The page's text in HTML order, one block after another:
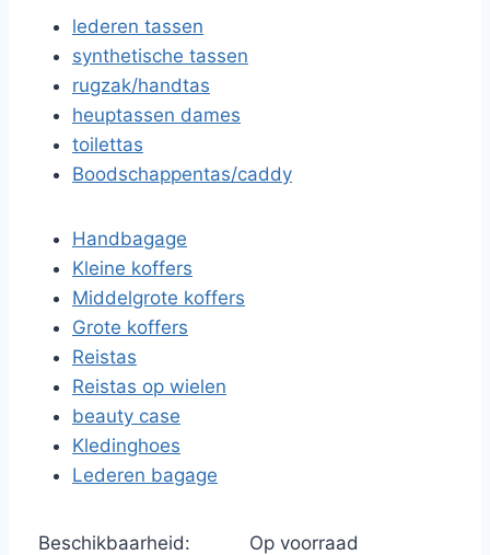
lederen tassen
synthetische tassen
rugzak/handtas
heuptassen dames
toilettas
Boodschappentas/caddy
Handbagage
Kleine koffers
Middelgrote koffers
Grote koffers
Reistas
Reistas op wielen
beauty case
Kledinghoes
Lederen bagage
Beschikbaarheid:
Op voorraad